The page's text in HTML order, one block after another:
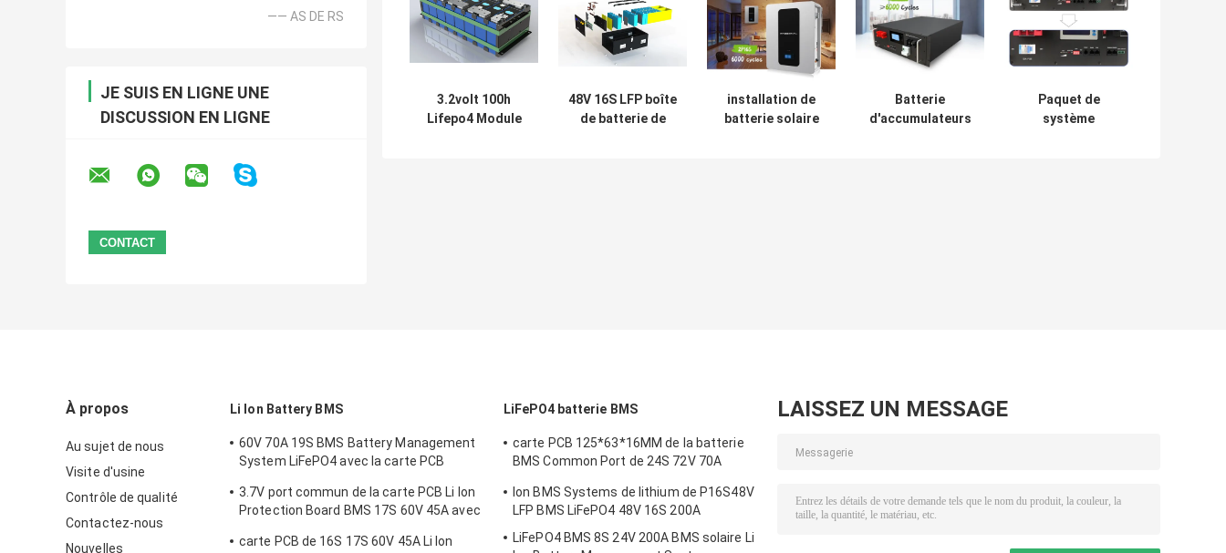
—— AS DE RS
JE SUIS EN LIGNE UNE
DISCUSSION EN LIGNE
3.2volt 100h
Lifepo4 Module
48V 16S LFP boîte
de batterie de
installation de
batterie solaire
Batterie
d'accumulateurs
Paquet de
système
À propos
Au sujet de nous
Visite d'usine
Contrôle de qualité
Contactez-nous
Nouvelles
Li Ion Battery BMS
60V 70A 19S BMS Battery Management
System LiFePO4 avec la carte PCB
3.7V port commun de la carte PCB Li Ion
Protection Board BMS 17S 60V 45A avec
carte PCB de 16S 17S 60V 45A Li Ion
LiFePO4 batterie BMS
carte PCB 125*63*16MM de la batterie
BMS Common Port de 24S 72V 70A
Ion BMS Systems de lithium de P16S48V
LFP BMS LiFePO4 48V 16S 200A
LiFePO4 BMS 8S 24V 200A BMS solaire Li
LAISSEZ UN MESSAGE